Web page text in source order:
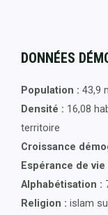
DONNÉES
Population : 43,9
Densité : 16,08
territoire
Croissance
Espérance de vie
Alphabétisation :
Religion : islam